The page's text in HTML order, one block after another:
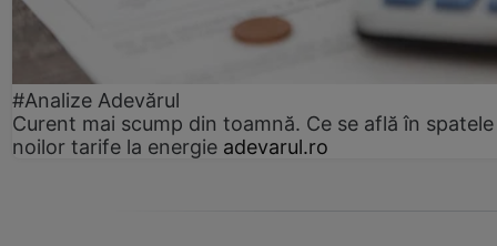
#Analize Adevărul
Curent mai scump din toamnă. Ce se află în spatele
noilor tarife la energie adevarul.ro